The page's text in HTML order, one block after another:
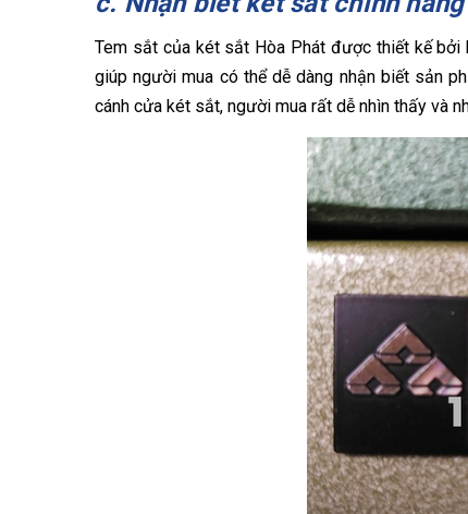
Tem sắt của két sắt Hòa Phát được thiết kế
giúp người mua có thể dễ dàng nhận biết sản
cánh cửa két sắt, người mua rất dễ nhìn thấy và